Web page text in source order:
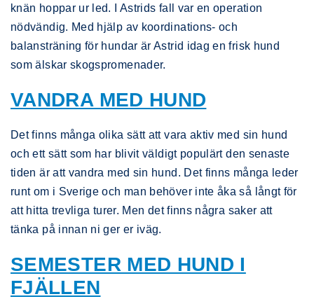
knän hoppar ur led. I Astrids fall var en operation
nödvändig. Med hjälp av koordinations- och
balansträning för hundar är Astrid idag en frisk hund
som älskar skogspromenader.
VANDRA MED HUND
Det finns många olika sätt att vara aktiv med sin hund
och ett sätt som har blivit väldigt populärt den senaste
tiden är att vandra med sin hund. Det finns många leder
runt om i Sverige och man behöver inte åka så långt för
att hitta trevliga turer. Men det finns några saker att
tänka på innan ni ger er iväg.
SEMESTER MED HUND I
FJÄLLEN